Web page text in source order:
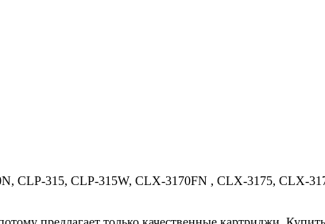
CLP-315, CLP-315W, CLX-3170FN , CLX-3175, CLX-